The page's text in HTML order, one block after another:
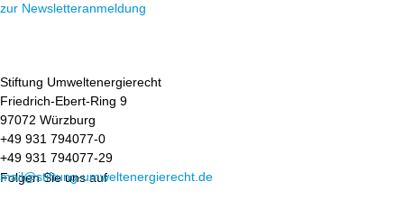
zur Newsletteranmeldung
Stiftung Umweltenergierecht
Friedrich-Ebert-Ring 9
97072 Würzburg
+49 931 794077-0
+49 931 794077-29
mail@stiftung-umweltenergierecht.de
Folgen Sie uns auf